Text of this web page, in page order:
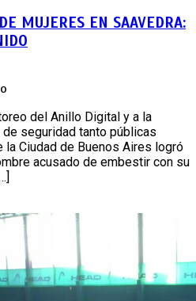
MUJERES EN SAAVEDRA:
del Anillo Digital y a la
seguridad tanto públicas
Ciudad de Buenos Aires logró
acusado de embestir con su